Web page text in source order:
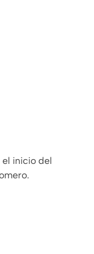
el inicio del